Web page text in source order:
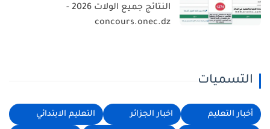
النتائج جميع الولات 2026 -
concours.onec.dz
التسميات
أخبار التعليم اخبار الجزائر التعليم الابتدائي